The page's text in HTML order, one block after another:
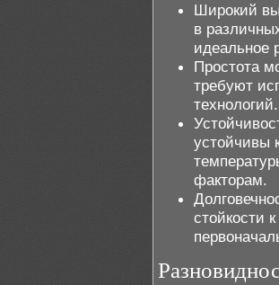
Широкий
в
идеальное
Простота
требуют
технологий.
устойчивы
факторам.
стойкости